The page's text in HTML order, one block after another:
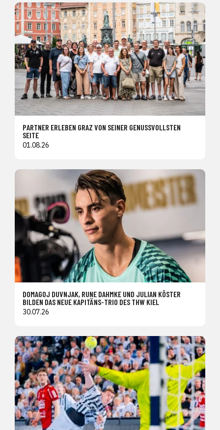
PARTNER ERLEBEN GRAZ VON SEINER GENUSSVOLLSTEN
SEITE
01.08.26
DOMAGOJ DUVNJAK, RUNE DAHMKE UND JULIAN KÖSTER
BILDEN DAS NEUE KAPITÄNS-TRIO DES THW KIEL
30.07.26